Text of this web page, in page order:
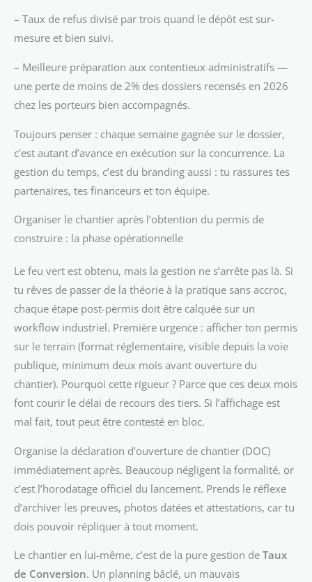
– Taux de refus divisé par trois quand le dépôt est sur-
mesure et bien suivi.
– Meilleure préparation aux contentieux administratifs —
une perte de moins de 2% des dossiers recensés en 2026
chez les porteurs bien accompagnés.
Toujours penser : chaque semaine gagnée sur le dossier,
c’est autant d’avance en exécution sur la concurrence. La
gestion du temps, c’est du branding aussi : tu rassures tes
partenaires, tes financeurs et ton équipe.
Organiser le chantier après l’obtention du permis de
construire : la phase opérationnelle
Le feu vert est obtenu, mais la gestion ne s’arrête pas là. Si
tu rêves de passer de la théorie à la pratique sans accroc,
chaque étape post-permis doit être calquée sur un
workflow industriel. Première urgence : afficher ton permis
sur le terrain (format réglementaire, visible depuis la voie
publique, minimum deux mois avant ouverture du
chantier). Pourquoi cette rigueur ? Parce que ces deux mois
font courir le délai de recours des tiers. Si l’affichage est
mal fait, tout peut être contesté en bloc.
Organise la déclaration d’ouverture de chantier (DOC)
immédiatement après. Beaucoup négligent la formalité, or
c’est l’horodatage officiel du lancement. Prends le réflexe
d’archiver les preuves, photos datées et attestations, car tu
dois pouvoir répliquer à tout moment.
Le chantier en lui-même, c’est de la pure gestion de Taux
de Conversion. Un planning bâclé, un mauvais